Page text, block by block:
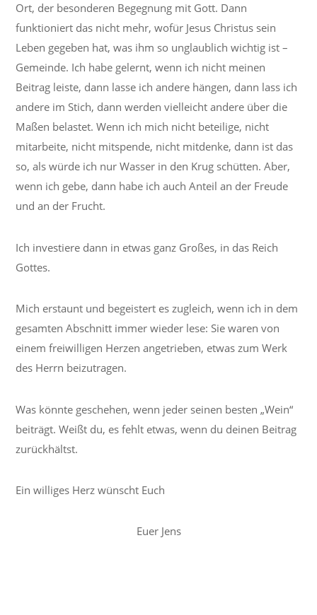
Ort, der besonderen Begegnung mit Gott. Dann
funktioniert das nicht mehr, wofür Jesus Christus sein
Leben gegeben hat, was ihm so unglaublich wichtig ist –
Gemeinde. Ich habe gelernt, wenn ich nicht meinen
Beitrag leiste, dann lasse ich andere hängen, dann lass ich
andere im Stich, dann werden vielleicht andere über die
Maßen belastet. Wenn ich mich nicht beteilige, nicht
mitarbeite, nicht mitspende, nicht mitdenke, dann ist das
so, als würde ich nur Wasser in den Krug schütten. Aber,
wenn ich gebe, dann habe ich auch Anteil an der Freude
und an der Frucht.
Ich investiere dann in etwas ganz Großes, in das Reich
Gottes.
Mich erstaunt und begeistert es zugleich, wenn ich in dem
gesamten Abschnitt immer wieder lese: Sie waren von
einem freiwilligen Herzen angetrieben, etwas zum Werk
des Herrn beizutragen.
Was könnte geschehen, wenn jeder seinen besten „Wein“
beiträgt. Weißt du, es fehlt etwas, wenn du deinen Beitrag
zurückhältst.
Ein williges Herz wünscht Euch
Euer Jens